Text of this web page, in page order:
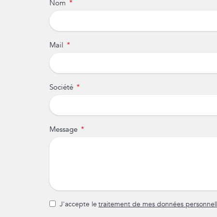
Nom
Mail
Société
Message
J'accepte le traitement de mes données